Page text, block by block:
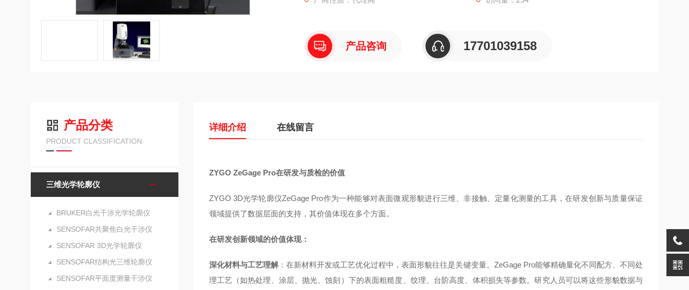
产品咨询 17701039158
产品分类
PRODUCT CLASSIFICATION
三维光学轮廓仪
BRUKER白光干涉光学轮廓仪
SENSOFAR共聚焦白光干涉仪
SENSOFAR 3D光学轮廓仪
SENSOFAR结构光三维轮廓仪
SENSOFAR平面度测量干涉仪
详细介绍 在线留言
ZYGO ZeGage Pro在研发与质检的价值
ZYGO 3D光学轮廓仪ZeGage Pro作为一种能够对表面微观形貌进行三维、非接触、定量化测量的工具，在研发创新与质量保证
领域提供了数据层面的支持，其价值体现在多个方面。
在研发创新领域的价值体现：
深化材料与工艺理解：在新材料开发或工艺优化过程中，表面形貌往往是关键变量。ZeGage Pro能够精确量化不同配方、不同处
理工艺（如热处理、涂层、抛光、蚀刻）下的表面粗糙度、纹理、台阶高度、体积损失等参数。研究人员可以将这些形貌数据与